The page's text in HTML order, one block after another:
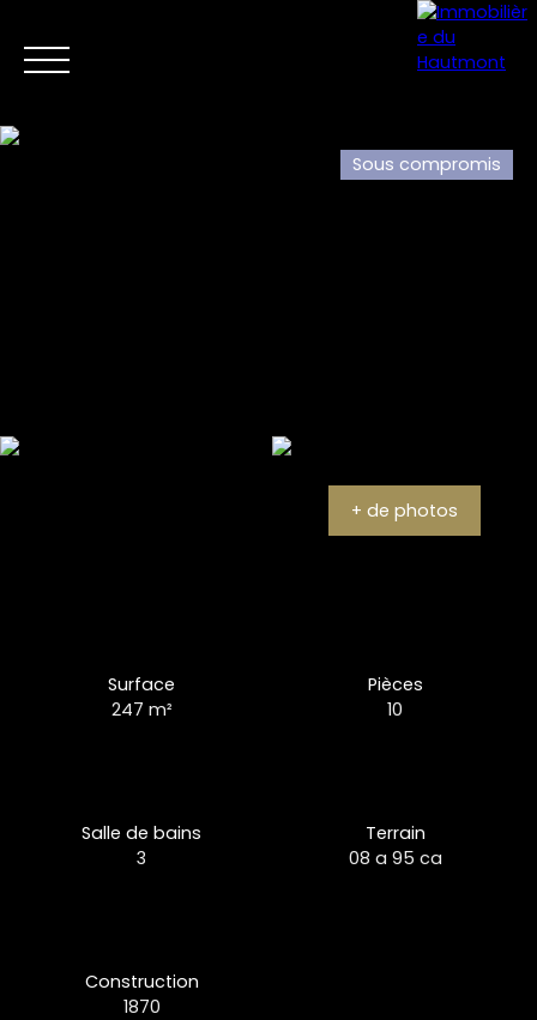
Sous compromis
+ de photos
Surface
247 m²
Pièces
10
Salle de bains
3
Terrain
08 a 95 ca
Construction
1870